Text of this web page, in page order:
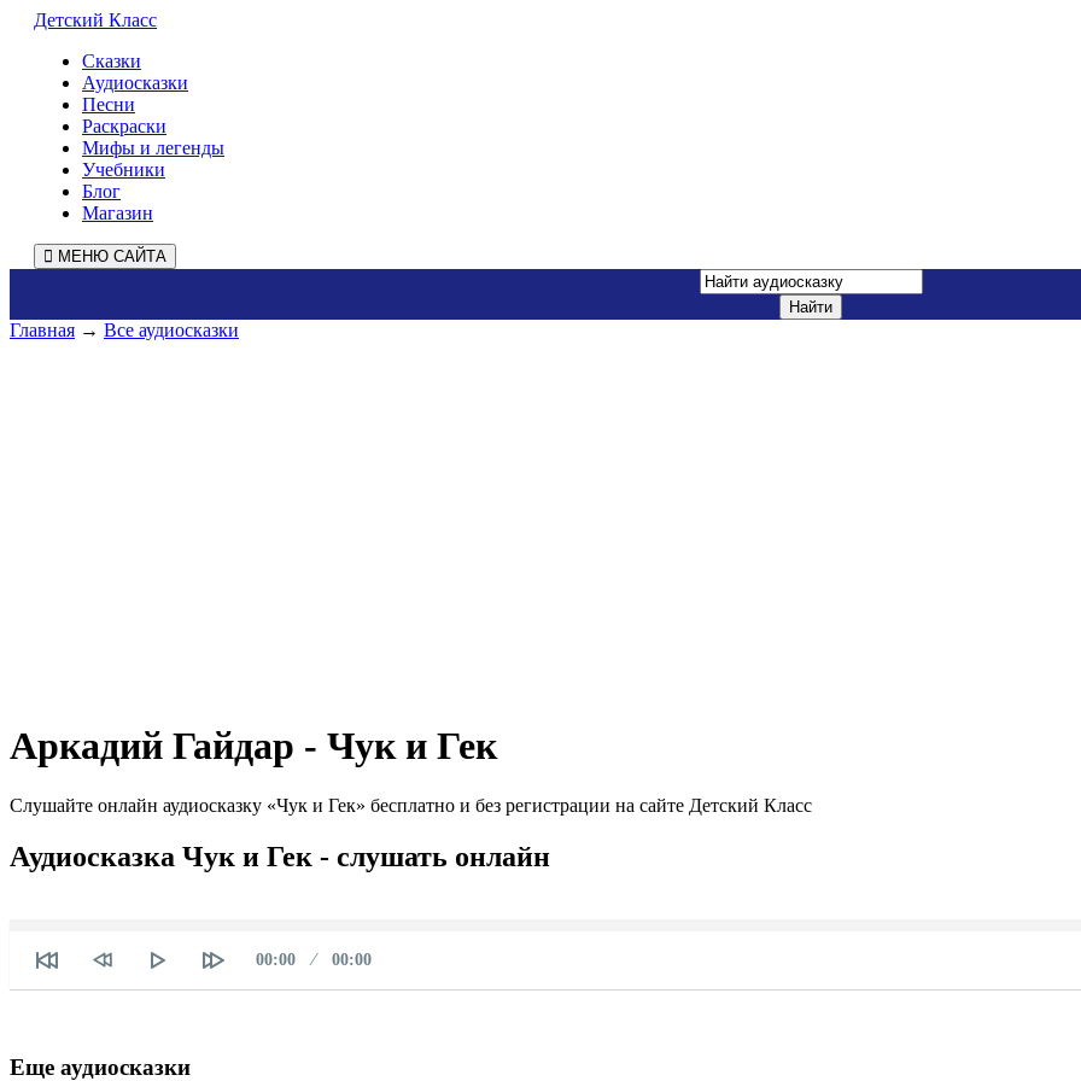
Детский Класс
Сказки
Аудиосказки
Песни
Раскраски
Мифы и легенды
Учебники
Блог
Магазин
МЕНЮ САЙТА
Главная → Все аудиосказки
Аркадий Гайдар - Чук и Гек
Слушайте онлайн аудиосказку «Чук и Гек» бесплатно и без регистрации на сайте Детский Класс
Аудиосказка Чук и Гек - слушать онлайн
Текущее
00:00 Продолжительность
00:00
Еще аудиосказки